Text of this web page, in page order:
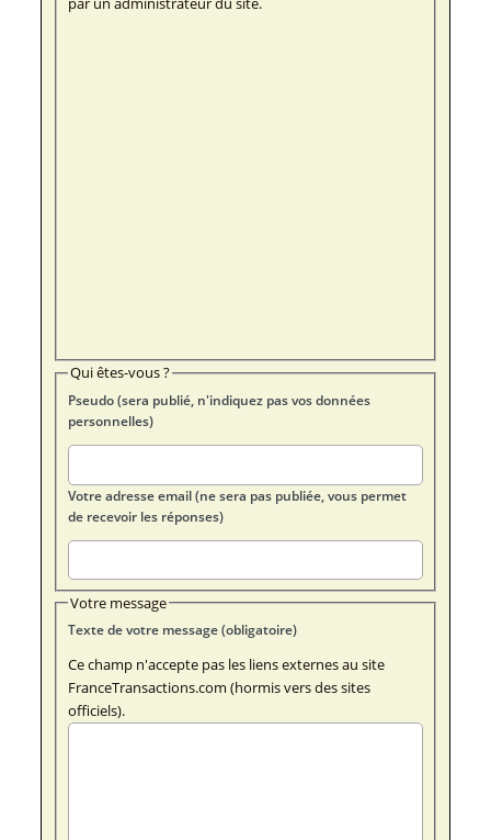
Qui êtes-vous ?
Pseudo (sera publié, n'indiquez pas vos données
personnelles)
Votre adresse email (ne sera pas publiée, vous permet
de recevoir les réponses)
Votre message
Texte de votre message (obligatoire)
Ce champ n'accepte pas les liens externes au site
FranceTransactions.com (hormis vers des sites
officiels).